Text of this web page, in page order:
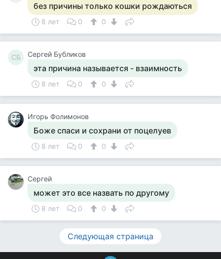
без причины только кошки рождаються
8 лет 0 0
СБ Сергей Бубликов
эта причина называется - взаимность
8 лет 0 0
Игорь Фолимонов
Боже спаси и сохрани от поцелуев
8 лет 0 0
Сергей
может это все назвать по другому
8 лет 0 0
Следующая страница